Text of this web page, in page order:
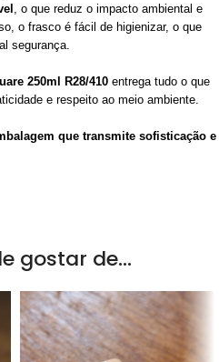
, o que reduz o impacto ambiental e
o frasco é fácil de higienizar, o que
segurança.
250ml R28/410 entrega tudo o que
e respeito ao meio ambiente.
que transmite sofisticação e
gostar de…